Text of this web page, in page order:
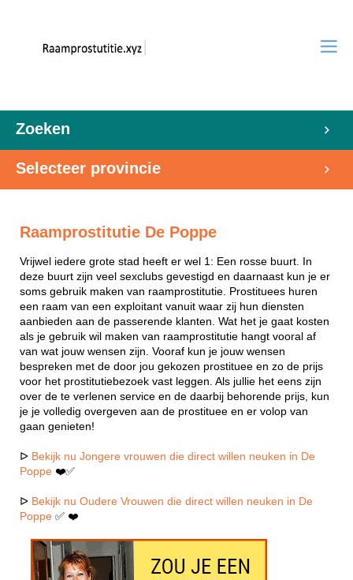
Zoeken
Selecteer provincie
Raamprostitutie De Poppe
Vrijwel iedere grote stad heeft er wel 1: Een rosse buurt. In
deze buurt zijn veel sexclubs gevestigd en daarnaast kun je er
soms gebruik maken van raamprostitutie. Prostituees huren
een raam van een exploitant vanuit waar zij hun diensten
aanbieden aan de passerende klanten. Wat het je gaat kosten
als je gebruik wil maken van raamprostitutie hangt vooral af
van wat jouw wensen zijn. Vooraf kun je jouw wensen
bespreken met de door jou gekozen prostituee en zo de prijs
voor het prostitutiebezoek vast leggen. Als jullie het eens zijn
over de te verlenen service en de daarbij behorende prijs, kun
je je volledig overgeven aan de prostituee en er volop van
gaan genieten!
ᐅ Bekijk nu Jongere vrouwen die direct willen neuken in De
Poppe ❤️✅
ᐅ Bekijk nu Oudere Vrouwen die direct willen neuken in De
Poppe ✅ ❤️